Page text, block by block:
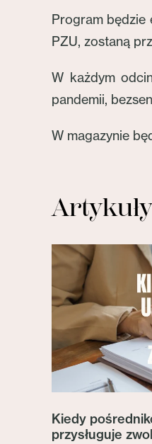
Program będzie
PZU, zostaną
W każdym
pandemii,
W magazynie
Kiedy
przysługuje